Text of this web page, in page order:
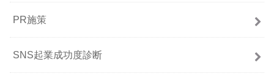
PR施策
SNS起業成功度診断